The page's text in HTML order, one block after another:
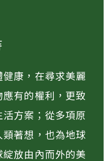
康，在尋求美麗
有的權利，更致
方案；從多項原
著想，也為地球
放由內而外的美